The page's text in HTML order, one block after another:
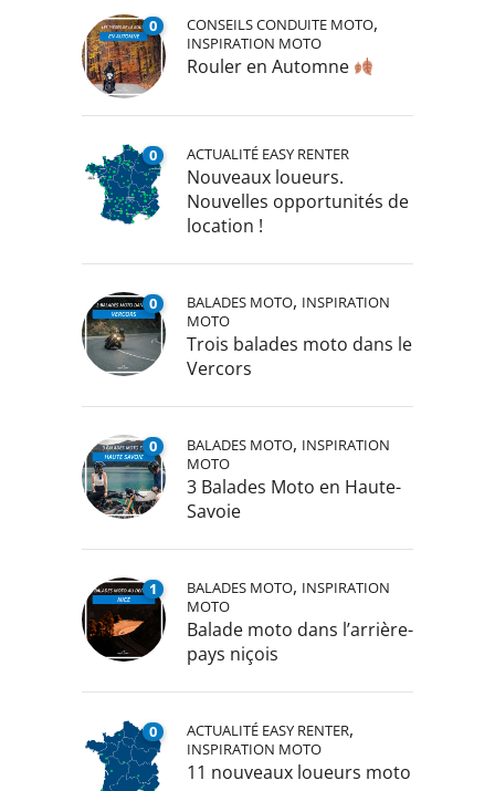
0 CONSEILS CONDUITE MOTO,
INSPIRATION MOTO
Rouler en Automne
0 ACTUALITÉ EASY RENTER
Nouveaux loueurs.
Nouvelles opportunités de
location !
0 BALADES MOTO, INSPIRATION
MOTO
Trois balades moto dans le
Vercors
0 BALADES MOTO, INSPIRATION
MOTO
3 Balades Moto en Haute-
Savoie
1 BALADES MOTO, INSPIRATION
MOTO
Balade moto dans l’arrière-
pays niçois
0 ACTUALITÉ EASY RENTER,
INSPIRATION MOTO
11 nouveaux loueurs moto